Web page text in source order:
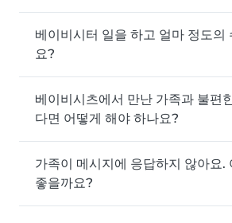
베이비시터 일을 하고 얼마 정도의
요?
베이비시츠에서 만난 가족과 불편
다면 어떻게 해야 하나요?
가족이 메시지에 응답하지 않아요.
좋을까요?